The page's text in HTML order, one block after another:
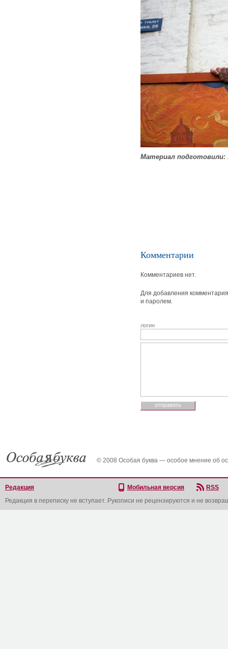
Материал подготовили:
Комментарии
Комментариев нет.
Для добавления
и паролем.
логин
© 2008 Особая буква — особое мнение об
Редакция Мобильная версия
RSS
Редакция в переписку не вступает. Рукописи не рецензируются и не